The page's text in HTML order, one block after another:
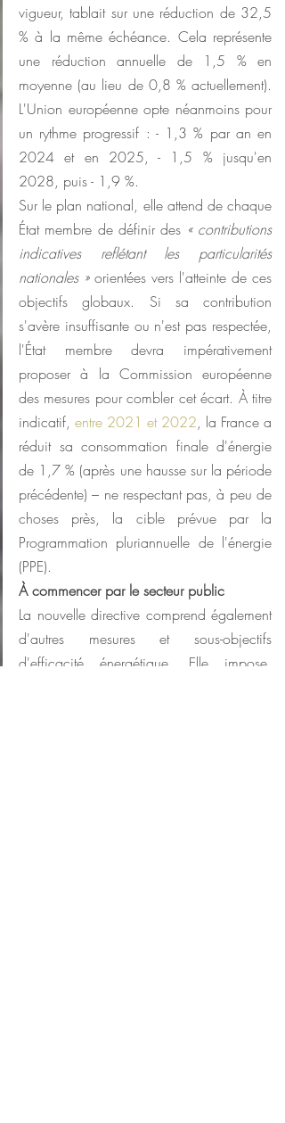
vigueur, tablait sur une réduction de 32,5
% à la même échéance. Cela représente
une réduction annuelle de 1,5 % en
moyenne (au lieu de 0,8 % actuellement).
L'Union européenne opte néanmoins pour
un rythme progressif : - 1,3 % par an en
2024 et en 2025, - 1,5 % jusqu'en
2028, puis - 1,9 %.
Sur le plan national, elle attend de chaque
État membre de définir des « contributions
indicatives reflétant les particularités
nationales » orientées vers l'atteinte de ces
objectifs globaux. Si sa contribution
s'avère insuffisante ou n'est pas respectée,
l'État membre devra impérativement
proposer à la Commission européenne
des mesures pour combler cet écart. À titre
indicatif, entre 2021 et 2022, la France a
réduit sa consommation finale d'énergie
de 1,7 % (après une hausse sur la période
précédente) – ne respectant pas, à peu de
choses près, la cible prévue par la
Programmation pluriannuelle de l'énergie
(PPE).
À commencer par le secteur public
La nouvelle directive comprend également
d'autres mesures et sous-objectifs
d'efficacité énergétique. Elle impose,